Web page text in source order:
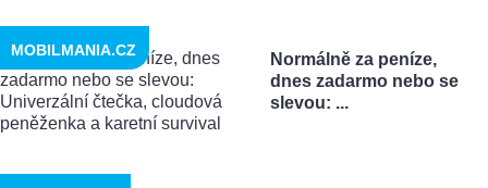
Normálně za peníze,
dnes zadarmo nebo se
slevou: ...
MOBILMANIA.CZ